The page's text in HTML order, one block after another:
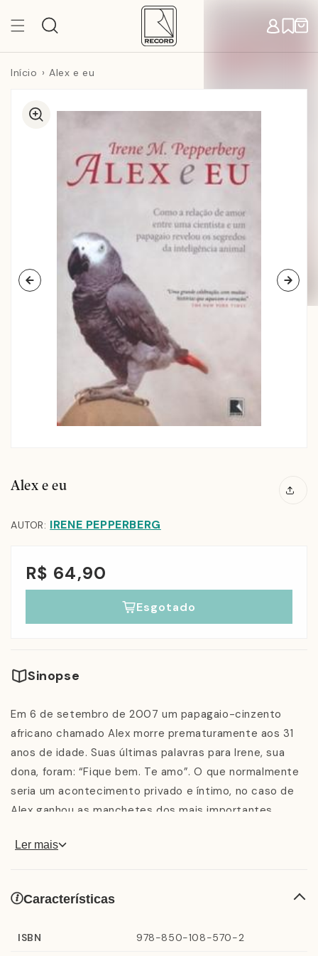
para o
conteúdo
Início Alex e eu
Alex e eu
AUTOR: IRENE PEPPERBERG
R$ 64,90
Esgotado
Sinopse
Em 6 de setembro de 2007 um papagaio-cinzento
africano chamado Alex morre prematuramente aos 31
anos de idade. Suas últimas palavras para Irene, sua
dona, foram: “Fique bem. Te amo”. O que normalmente
seria um acontecimento privado e íntimo, no caso de
Alex ganhou as manchetes dos mais importantes
internacional. Embora seu cérebro fosse menor que
menor, mais, pouco e nenhum, sabia somar e identificar
intencionalidade. Eleito um dos melhores livros de
Ler mais
Características
ISBN 978-850-108-570-2